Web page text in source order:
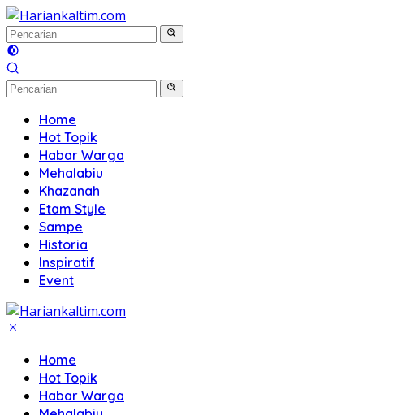
Langsung
ke
konten
Home
Hot Topik
Habar Warga
Mehalabiu
Khazanah
Etam Style
Sampe
Historia
Inspiratif
Event
Home
Hot Topik
Habar Warga